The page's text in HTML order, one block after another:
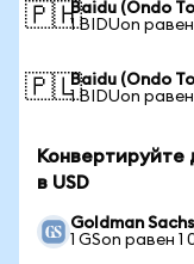
🇵🇭Baidu (Ondo
1 BIDUon
🇵🇱Baidu (Ondo
1 BIDUon
Конвертируйте
в USD
Goldman
1 GSon равен 1